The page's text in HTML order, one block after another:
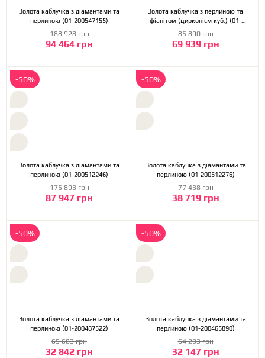
Золота каблучка з діамантами та
перлиною (01-200547155)
94 464 грн
188 928 грн
Золота каблучка з перлиною та
фіанітом (цирконієм куб.) (01-
200559561)
69 939 грн
85 890 грн
-50%
Золота каблучка з діамантами та
перлиною (01-200512246)
87 947 грн
175 893 грн
-50%
Золота каблучка з діамантами та
перлиною (01-200512276)
38 719 грн
77 438 грн
-50%
Золота каблучка з діамантами та
перлиною (01-200487522)
32 842 грн
65 683 грн
-50%
Золота каблучка з діамантами та
перлиною (01-200465890)
32 147 грн
64 293 грн